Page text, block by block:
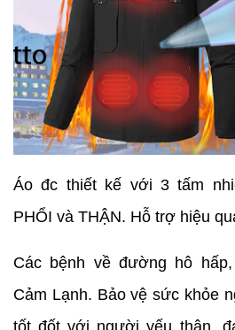
Áo đc thiết kế với 3 tấm
PHỔI và THẬN. Hỗ trợ hiệu
Các bệnh về đường hô
Cảm Lạnh. Bảo vệ sức khỏe
tốt đốt với người yếu thận,